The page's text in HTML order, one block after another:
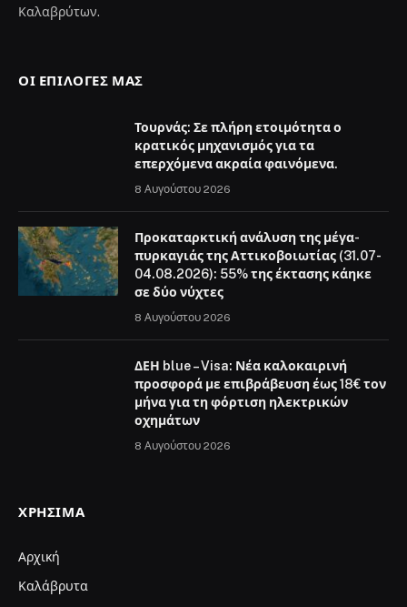
Καλαβρύτων.
ΟΙ ΕΠΙΛΟΓΈΣ ΜΑΣ
Τουρνάς: Σε πλήρη ετοιμότητα ο
κρατικός μηχανισμός για τα
επερχόμενα ακραία φαινόμενα.
8 Αυγούστου 2026
Προκαταρκτική ανάλυση της μέγα-
πυρκαγιάς της Αττικοβοιωτίας (31.07-
04.08.2026): 55% της έκτασης κάηκε
σε δύο νύχτες
8 Αυγούστου 2026
ΔΕΗ blue – Visa: Νέα καλοκαιρινή
προσφορά με επιβράβευση έως 18€ τον
μήνα για τη φόρτιση ηλεκτρικών
οχημάτων
8 Αυγούστου 2026
ΧΡΉΣΙΜΑ
Αρχική
Καλάβρυτα